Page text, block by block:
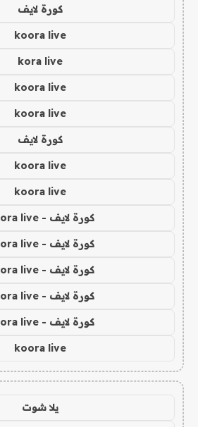
كورة لايف
koora live
kora live
koora live
koora live
كورة لايف
koora live
koora live
كورة لايف - koora live
كورة لايف - koora live
كورة لايف - koora live
كورة لايف - koora live
كورة لايف - koora live
koora live
يلا شوت